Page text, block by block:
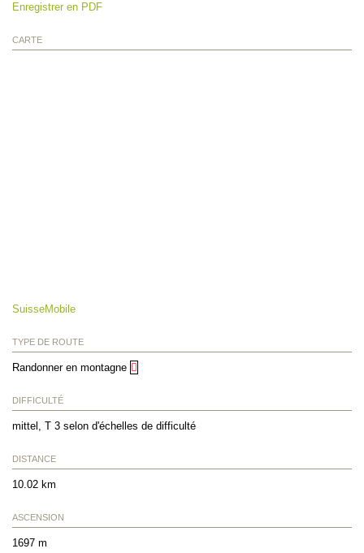
Enregistrer en PDF
CARTE
SuisseMobile
TYPE DE ROUTE
Randonner en montagne
DIFFICULTÉ
mittel, T 3 selon d'échelles de difficulté
DISTANCE
10.02 km
ASCENSION
1697 m